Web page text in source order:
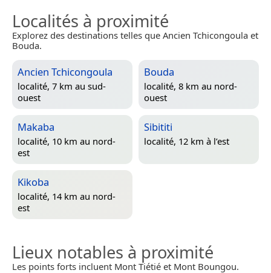
Localités à proximité
Explorez des destinations telles que Ancien Tchicongoula et
Bouda.
Ancien Tchicongoula
localité, 7 km au sud-
ouest
Bouda
localité, 8 km au nord-
ouest
Makaba
localité, 10 km au nord-
est
Sibititi
localité, 12 km à l’est
Kikoba
localité, 14 km au nord-
est
Lieux notables à proximité
Les points forts incluent Mont Tiétié et Mont Boungou.